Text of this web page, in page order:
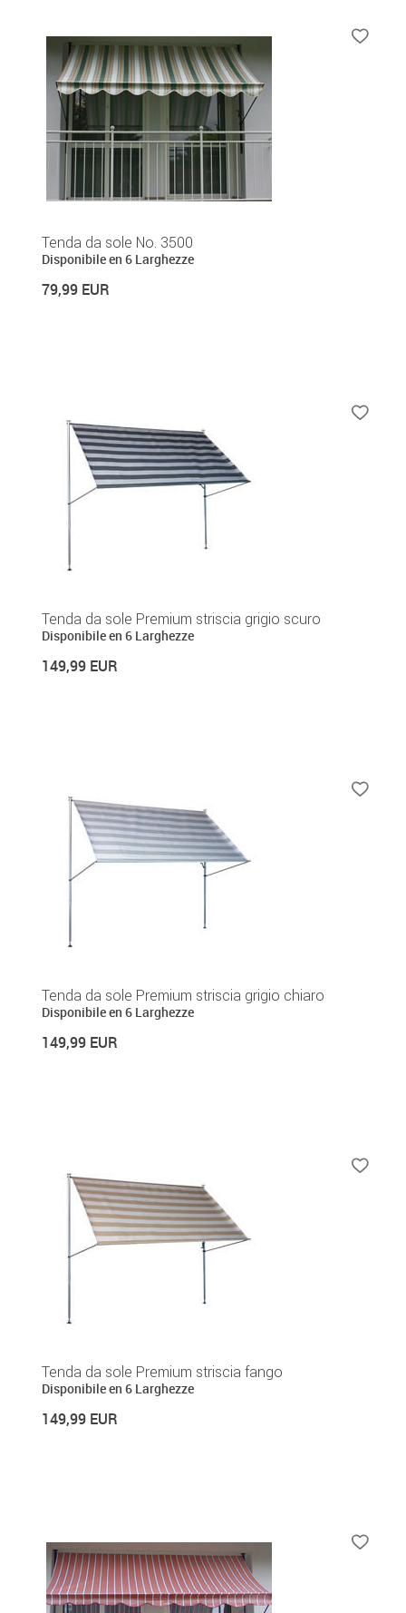
Tenda da sole No. 3500
Disponibile en 6 Larghezze
79,99 EUR
Tenda da sole Premium striscia grigio scuro
Disponibile en 6 Larghezze
149,99 EUR
Tenda da sole Premium striscia grigio chiaro
Disponibile en 6 Larghezze
149,99 EUR
Tenda da sole Premium striscia fango
Disponibile en 6 Larghezze
149,99 EUR